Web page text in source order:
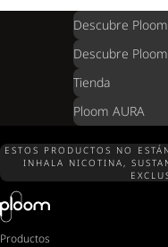
Descubre
Descubre
Tienda
Ploom AURA
ESTOS PRODUCTOS NO
INHALA NICOTINA,
Productos